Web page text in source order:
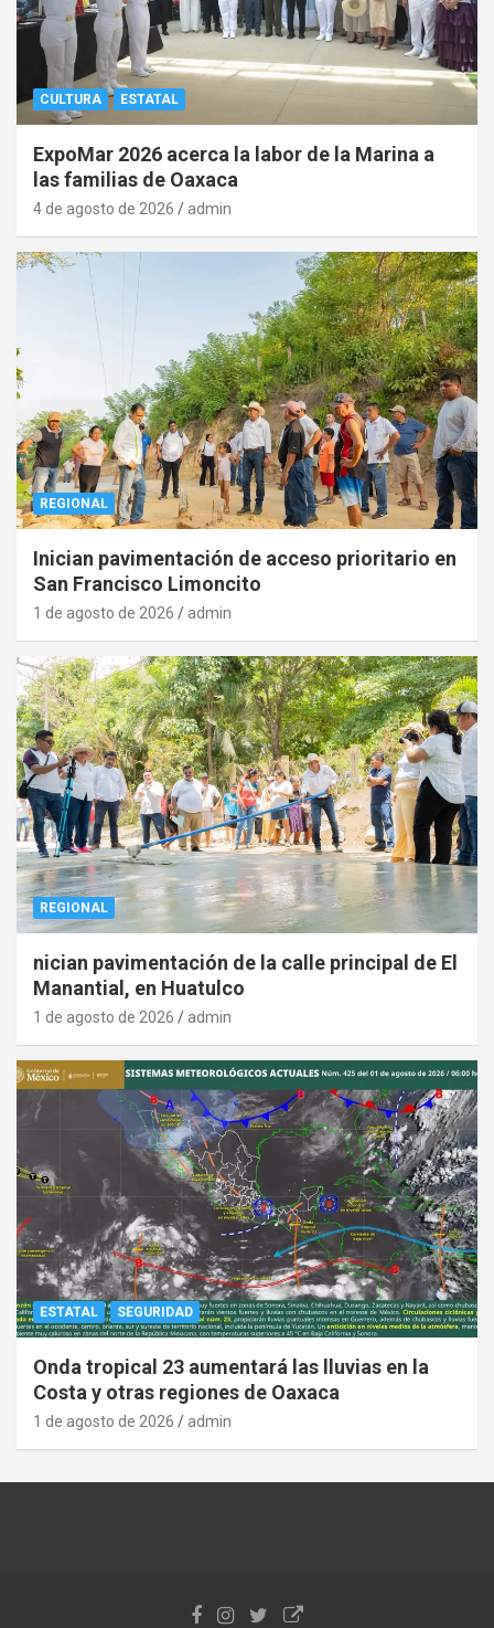
CULTURA ESTATAL
ExpoMar 2026 acerca la labor de la Marina a
las familias de Oaxaca
4 de agosto de 2026 admin
REGIONAL
Inician pavimentación de acceso prioritario en
San Francisco Limoncito
1 de agosto de 2026 admin
REGIONAL
nician pavimentación de la calle principal de El
Manantial, en Huatulco
1 de agosto de 2026 admin
ESTATAL SEGURIDAD
Onda tropical 23 aumentará las lluvias en la
Costa y otras regiones de Oaxaca
1 de agosto de 2026 admin